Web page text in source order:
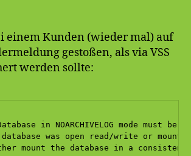
einem Kunden (wieder mal) auf
gestoßen, als via VSS
werden sollte:
in NOARCHIVELOG mode
was open read/write or mounted
mount the database in a